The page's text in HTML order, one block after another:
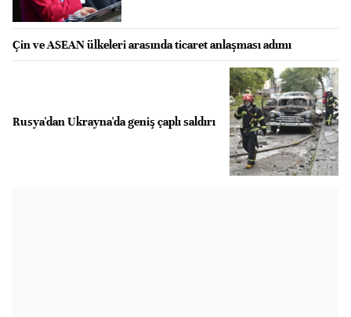
Çin ve ASEAN ülkeleri arasında ticaret anlaşması adımı
Rusya'dan Ukrayna'da geniş çaplı saldırı